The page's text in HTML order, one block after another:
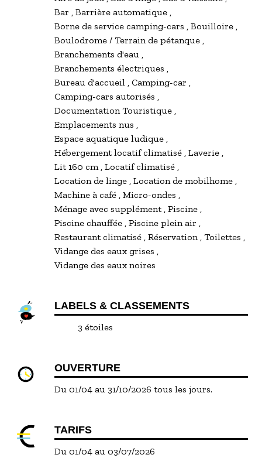
Bar Barrière automatique
Borne de service camping-cars
Bouilloire
Boulodrome / Terrain de pétanque
Branchements d'eau
Branchements électriques
Bureau d'accueil Camping-car
Camping-cars autorisés
Documentation Touristique
Emplacements nus
Espace aquatique ludique
Hébergement locatif climatisé Laverie
Lit 160 cm Locatif climatisé
Location de linge Location de mobilhome
Machine à café Micro-ondes
Ménage avec supplément Piscine
Piscine chauffée Piscine plein air
Restaurant climatisé Réservation Toilettes
Vidange des eaux grises
Vidange des eaux noires
LABELS & CLASSEMENTS
3 étoiles
OUVERTURE
Du 01/04 au 31/10/2026 tous les jours.
TARIFS
Du 01/04 au 03/07/2026